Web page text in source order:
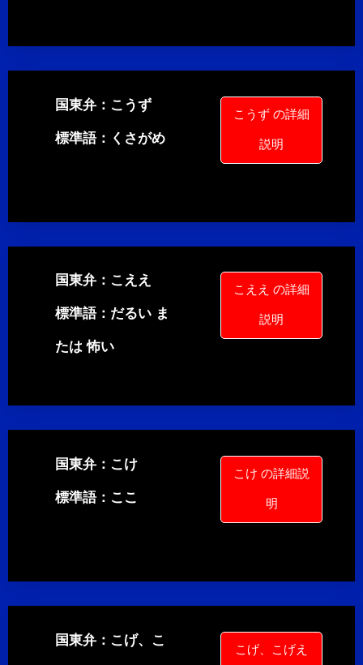
国東弁：こうず
標準語：くさがめ
こうず の詳細
説明
国東弁：こええ
標準語：だるい ま
たは 怖い
こええ の詳細
説明
国東弁：こけ
標準語：ここ
こけ の詳細説
明
国東弁：こげ、こ
こげ、こげえ